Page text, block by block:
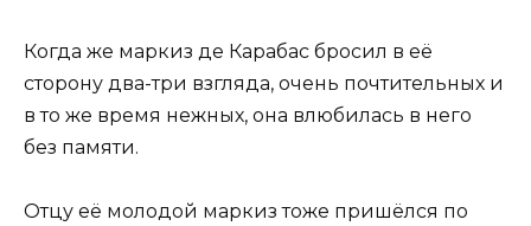
Когда же маркиз де Карабас бросил в её
сторону два-три взгляда, очень почтительных и
в то же время нежных, она влюбилась в него
без памяти.
Отцу её молодой маркиз тоже пришёлся по